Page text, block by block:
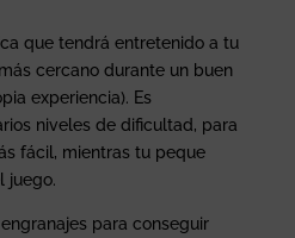
que tendrá entretenido a tu
cercano durante un buen
experiencia). Es
niveles de dificultad, para
fácil, mientras tu peque
juego.
para conseguir